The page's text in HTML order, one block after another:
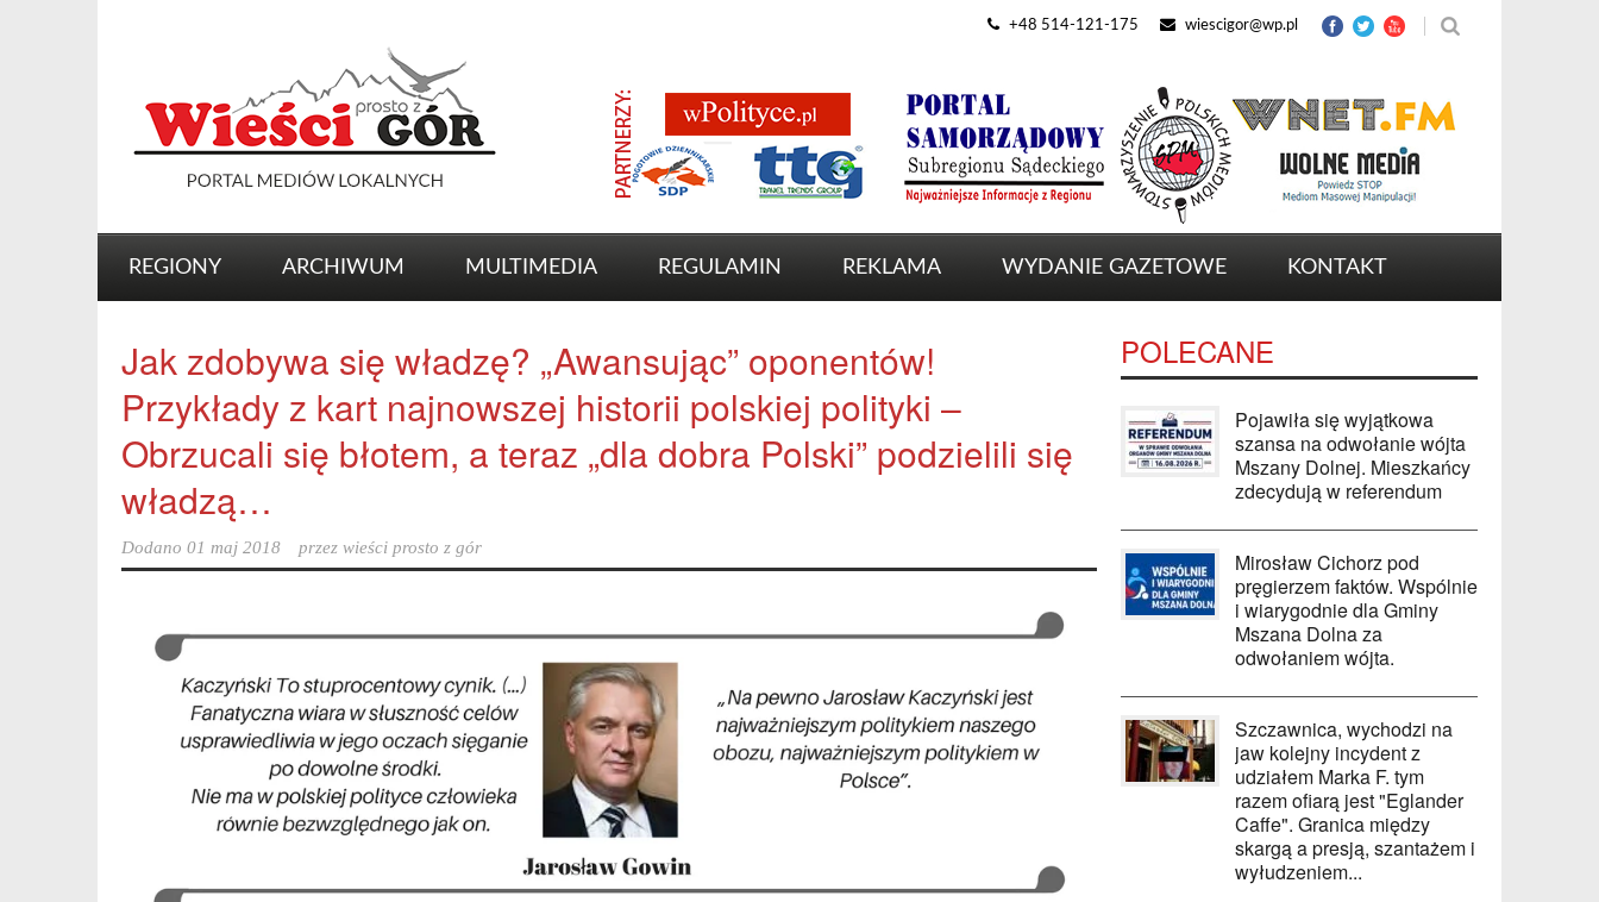
+48 514-121-175 wiescigor@wp.pl
REGIONY ARCHIWUM MULTIMEDIA REGULAMIN REKLAMA WYDANIE GAZETOWE KONTAKT
Jak zdobywa się władzę? „Awansując” oponentów!
Przykłady z kart najnowszej historii polskiej polityki –
Obrzucali się błotem, a teraz „dla dobra Polski” podzielili się
władzą…
Dodano 01 maj 2018 przez wieści prosto z gór
POLECANE
Pojawiła się wyjątkowa
szansa na odwołanie wójta
Mszany Dolnej. Mieszkańcy
zdecydują w referendum
Mirosław Cichorz pod
pręgierzem faktów. Wspólnie
i wiarygodnie dla Gminy
Mszana Dolna za
odwołaniem wójta.
Szczawnica, wychodzi na
jaw kolejny incydent z
udziałem Marka F. tym
razem ofiarą jest "Eglander
Caffe". Granica między
skargą a presją, szantażem i
wyłudzeniem...